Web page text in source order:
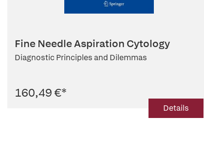
Fine Needle Aspiration Cytology
Diagnostic Principles and Dilemmas
160,49 €*
Details